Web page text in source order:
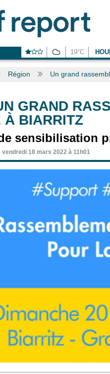
19°C
Région Un grand
GRAND
À BIARRITZ
sensibilisation
vendredi 18 mars 2022 à 11h01